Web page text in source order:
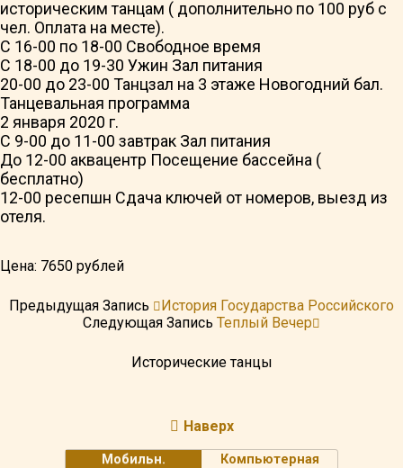
историческим танцам ( дополнительно по 100 руб с
чел. Оплата на месте).
С 16-00 по 18-00 Свободное время
С 18-00 до 19-30 Ужин Зал питания
20-00 до 23-00 Танцзал на 3 этаже Новогодний бал.
Танцевальная программа
2 января 2020 г.
С 9-00 до 11-00 завтрак Зал питания
До 12-00 аквацентр Посещение бассейна (
бесплатно)
12-00 ресепшн Сдача ключей от номеров, выезд из
отеля.
Цена: 7650 рублей
Предыдущая Запись
История Государства Российского
Следующая Запись Теплый Вечер
Исторические танцы
Наверх
Мобильн. Компьютерная